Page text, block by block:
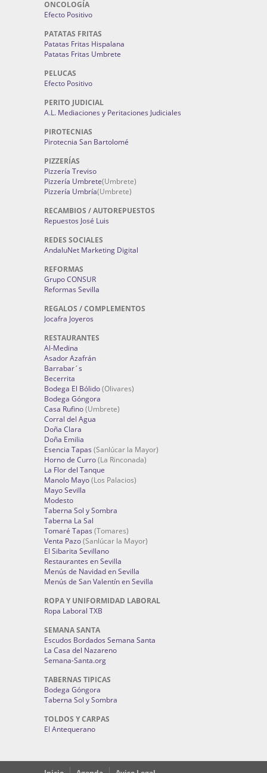
ONCOLOGÍA
Efecto Positivo
PATATAS FRITAS
Patatas Fritas Hispalana
Patatas Fritas Umbrete
PELUCAS
Efecto Positivo
PERITO JUDICIAL
A.L. Mediaciones y Peritaciones Judiciales
PIROTECNIAS
Pirotecnia San Bartolomé
PIZZERÍAS
Pizzería Treviso
Pizzería Umbrete(Umbrete)
Pizzería Umbría(Umbrete)
RECAMBIOS / AUTOREPUESTOS
Repuestos José Luis
REDES SOCIALES
AndaluNet Marketing Digital
REFORMAS
Grupo CONSUR
Reformas Sevilla
REGALOS / COMPLEMENTOS
Jocafra Joyeros
RESTAURANTES
Al-Medina
Asador Azafrán
Barrabar´s
Becerrita
Bodega El Bólido(Olivares)
Bodega Góngora
Casa Rufino(Umbrete)
Corral del Agua
Doña Clara
Doña Emilia
Esencia Tapas (Sanlúcar la Mayor)
Horno de Curro(La Rinconada)
La Flor del Tanque
Manolo Mayo(Los Palacios)
Mayo Sevilla
Modesto
Taberna Sol y Sombra
Taberna La Sal
Tomaré Tapas (Tomares)
Venta Pazo(Sanlúcar la Mayor)
El Sibarita Sevillano
Restaurantes en Sevilla
Menús de Navidad en Sevilla
Menús de San Valentín en Sevilla
ROPA Y UNIFORMIDAD LABORAL
Ropa Laboral TXB
SEMANA SANTA
Escudos Bordados Semana Santa
La Casa del Nazareno
Semana-Santa.org
TABERNAS TIPICAS
Bodega Góngora
Taberna Sol y Sombra
TOLDOS Y CARPAS
El Antequerano